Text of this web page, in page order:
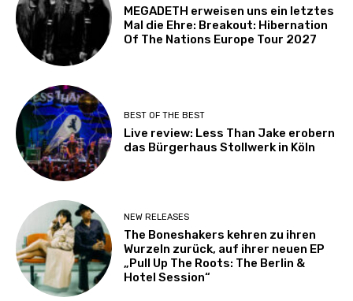
MEGADETH erweisen uns ein letztes
Mal die Ehre: Breakout: Hibernation
Of The Nations Europe Tour 2027
BEST OF THE BEST
Live review: Less Than Jake erobern
das Bürgerhaus Stollwerk in Köln
NEW RELEASES
The Boneshakers kehren zu ihren
Wurzeln zurück, auf ihrer neuen EP
„Pull Up The Roots: The Berlin &
Hotel Session“